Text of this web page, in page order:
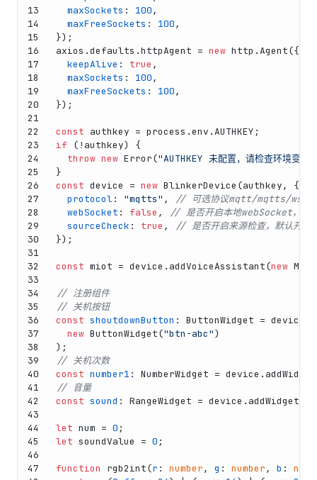
13
14
15
16
17
18
19
20
21
22
23
24
25
26
27
28
29
30
31
32
33
34
35
36
37
38
39
40
41
42
43
44
45
46
47
maxSockets : 100,
maxFreeSockets : 100,
});
axios.defaults .httpAgent = new http.Agent({
keepAlive : true ,
maxSockets : 100,
maxFreeSockets : 100,
});
const authkey = process.env .AUTHKEY ;
if (!authkey) {
throw new Error("AUTHKEY 未配置，请检查环境变量"
}
const device = new BlinkerDevice (authkey, {
protocol: "mqtts" ,
// 可选协议mqtt/mqtts/ws/
webSocket : false ,
// 是否开启本地webSocket，默
sourceCheck : true ,
// 是否开启来源检查，默认开启
});
const miot = device. addVoiceAssistant(new Miot
// 注册组件
// 关机按钮
const shoutdownButton : ButtonWidget = device.
new ButtonWidget("btn-abc")
);
// 关机次数
const number1 : NumberWidget = device. addWidget
// 音量
const sound : RangeWidget = device. addWidget
let num = 0 ;
let soundValue = 0 ;
function rgb2int(r : number, g : number, b :